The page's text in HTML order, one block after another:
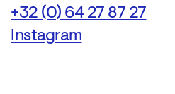
+32 (0) 64 27 87 27
Instagram